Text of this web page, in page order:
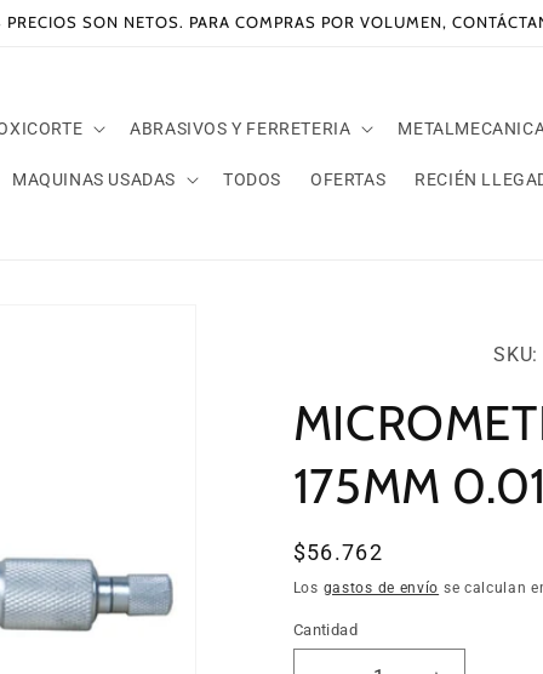
PRECIOS SON NETOS. PARA COMPRAS POR VOLUMEN,
ABRASIVOS Y FERRETERIA
MAQUINAS USADAS TODOS OFERTAS RECIÉN
SKU:
175MM
Precio
habitual
$56.762
Los gastos de envío se calculan
Cantidad
Cantidad